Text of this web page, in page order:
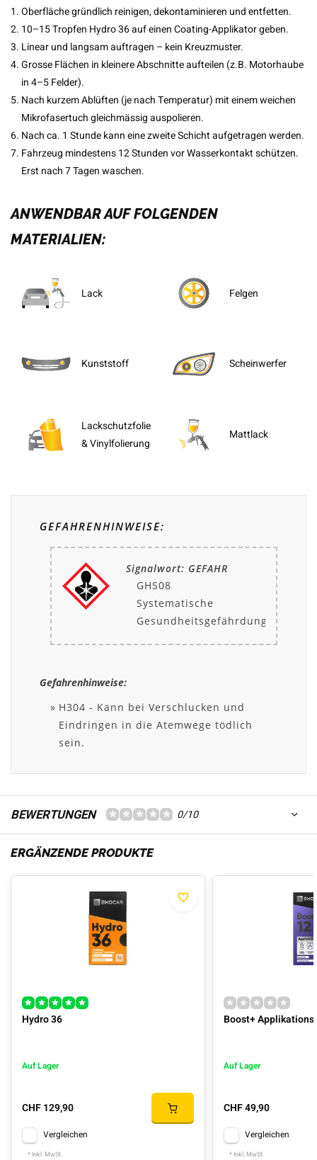
Oberfläche gründlich reinigen, dekontaminieren und entfetten.
10–15 Tropfen Hydro 36 auf einen Coating-Applikator geben.
Linear und langsam auftragen – kein Kreuzmuster.
Grosse Flächen in kleinere Abschnitte aufteilen (z.B. Motorhaube
in 4–5 Felder).
Nach kurzem Ablüften (je nach Temperatur) mit einem weichen
Mikrofasertuch gleichmässig auspolieren.
Nach ca. 1 Stunde kann eine zweite Schicht aufgetragen werden.
Fahrzeug mindestens 12 Stunden vor Wasserkontakt schützen.
Erst nach 7 Tagen waschen.
ANWENDBAR AUF FOLGENDEN
MATERIALIEN:
Lack Felgen
Kunststoff Scheinwerfer
Lackschutzfolie
& Vinylfolierung
Mattlack
GEFAHRENHINWEISE:
Signalwort: GEFAHR
GHS08
Systematische
Gesundheitsgefährdung
Gefahrenhinweise:
H304 - Kann bei Verschlucken und
Eindringen in die Atemwege tödlich
sein.
BEWERTUNGEN 0/10
ERGÄNZENDE PRODUKTE
Hydro 36
Auf Lager
CHF 129,90
Vergleichen
* Inkl. MwSt.
Boost+
Auf Lager
CHF 49,90
Vergleichen
* Inkl. MwSt.